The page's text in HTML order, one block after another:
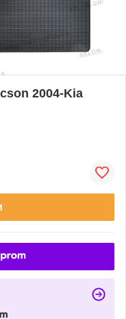
2004-Kia